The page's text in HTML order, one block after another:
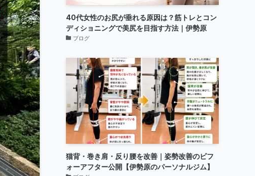
40代女性のお尻が垂れる原因は？筋トレとコン
ディショニングで美尻を目指す方法｜伊勢原
ブログ
猫背・巻き肩・反り腰を改善｜姿勢改善のビフ
ォーアフター公開【伊勢原のパーソナルジム】